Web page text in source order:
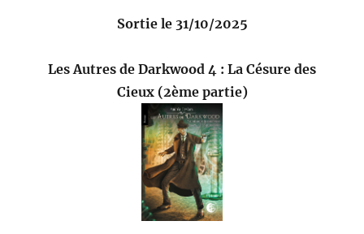
Sortie le 31/10/2025
Les Autres de Darkwood 4 : La Césure des
Cieux (2ème partie)